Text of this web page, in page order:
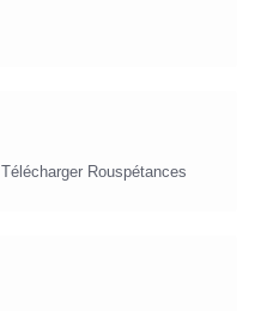
Télécharger Rouspétances